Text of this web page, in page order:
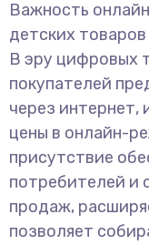
Важность
детских
В эру цифровых
покупателей
через интернет,
цены в онлайн-
присутствие
потребителей и
продаж,
позволяет